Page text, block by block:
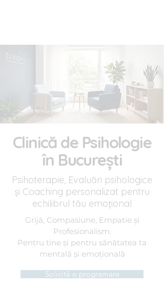
Clinică de Psihologie
în București
Psihoterapie, Evaluări psihologice
și Coaching personalizat pentru
echilibrul tău emoțional
Grijă, Compasiune, Empatie și
Profesionalism.
Pentru tine și pentru sănătatea ta
mentală și emoțională
Solicită o programare